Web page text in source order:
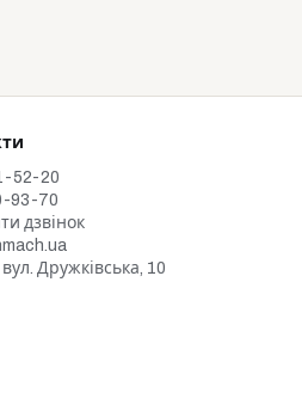
52-20
93-70
дзвінок
вул. Дружківська, 10